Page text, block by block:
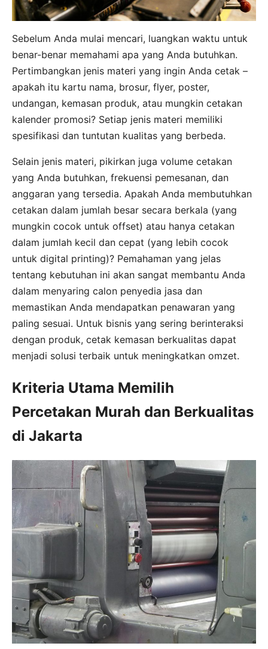
Sebelum Anda mulai mencari, luangkan waktu untuk
benar-benar memahami apa yang Anda butuhkan.
Pertimbangkan jenis materi yang ingin Anda cetak –
apakah itu kartu nama, brosur, flyer, poster,
undangan, kemasan produk, atau mungkin cetakan
kalender promosi? Setiap jenis materi memiliki
spesifikasi dan tuntutan kualitas yang berbeda.
Selain jenis materi, pikirkan juga volume cetakan
yang Anda butuhkan, frekuensi pemesanan, dan
anggaran yang tersedia. Apakah Anda membutuhkan
cetakan dalam jumlah besar secara berkala (yang
mungkin cocok untuk offset) atau hanya cetakan
dalam jumlah kecil dan cepat (yang lebih cocok
untuk digital printing)? Pemahaman yang jelas
tentang kebutuhan ini akan sangat membantu Anda
dalam menyaring calon penyedia jasa dan
memastikan Anda mendapatkan penawaran yang
paling sesuai. Untuk bisnis yang sering berinteraksi
dengan produk, cetak kemasan berkualitas dapat
menjadi solusi terbaik untuk meningkatkan omzet.
Kriteria Utama Memilih
Percetakan Murah dan Berkualitas
di Jakarta